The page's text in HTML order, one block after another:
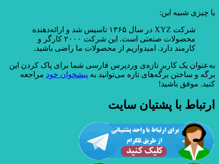
یا چیزی شبیه این:
شرکت XYZ در سال ۱۳۶۵ تاسیس شد و ارائه‌دهنده
محصولات صنعتی است. این شرکت ۲۰۰۰ کارگر و
کارمند دارد. امیدواریم از محصولات ما راضی باشید.
به‌عنوان یک کاربر تازه‌ی وردپرس فارسی شما برای پاک کردن این
برگه و ساختن برگه‌های تازه می‌توانید به پیشخوان خود مراجعه
کنید. موفق باشید!
ارتباط با پشتیان سایت